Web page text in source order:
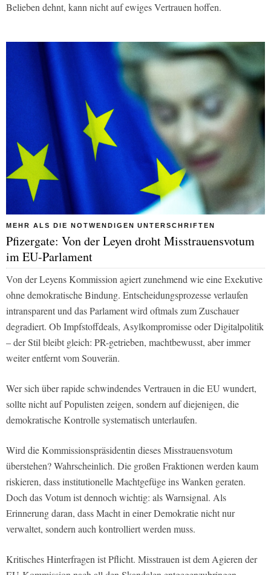
Belieben dehnt, kann nicht auf ewiges Vertrauen hoffen.
MEHR ALS DIE NOTWENDIGEN UNTERSCHRIFTEN
Pfizergate: Von der Leyen droht Misstrauensvotum
im EU-Parlament
Von der Leyens Kommission agiert zunehmend wie eine Exekutive
ohne demokratische Bindung. Entscheidungsprozesse verlaufen
intransparent und das Parlament wird oftmals zum Zuschauer
degradiert. Ob Impfstoffdeals, Asylkompromisse oder Digitalpolitik
– der Stil bleibt gleich: PR-getrieben, machtbewusst, aber immer
weiter entfernt vom Souverän.
Wer sich über rapide schwindendes Vertrauen in die EU wundert,
sollte nicht auf Populisten zeigen, sondern auf diejenigen, die
demokratische Kontrolle systematisch unterlaufen.
Wird die Kommissionspräsidentin dieses Misstrauensvotum
überstehen? Wahrscheinlich. Die großen Fraktionen werden kaum
riskieren, dass institutionelle Machtgefüge ins Wanken geraten.
Doch das Votum ist dennoch wichtig: als Warnsignal. Als
Erinnerung daran, dass Macht in einer Demokratie nicht nur
verwaltet, sondern auch kontrolliert werden muss.
Kritisches Hinterfragen ist Pflicht. Misstrauen ist dem Agieren der